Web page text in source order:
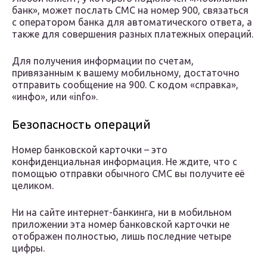
банк», может послать СМС на номер 900, связаться
с оператором банка для автоматического ответа, а
также для совершения разных платежных операций.
Для получения информации по счетам,
привязанным к вашему мобильному, достаточно
отправить сообщение на 900. С кодом «справка»,
«инфо», или «info».
Безопасность операций
Номер банковской карточки – это
конфиденциальная информация. Не ждите, что с
помощью отправки обычного СМС вы получите её
целиком.
Ни на сайте интернет-банкинга, ни в мобильном
приложении эта номер банковской карточки не
отображен полностью, лишь последние четыре
цифры.